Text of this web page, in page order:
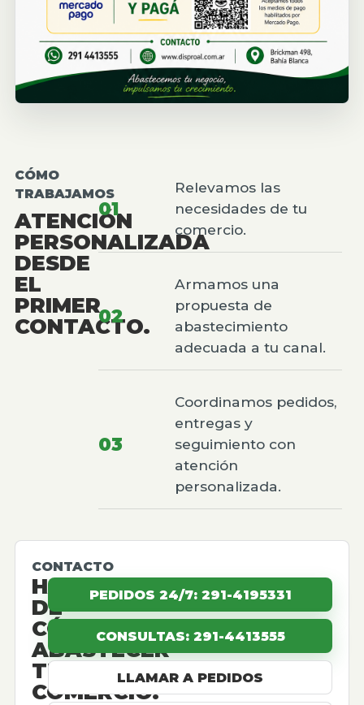
CÓMO
TRABAJAMOS
ATENCIÓN
PERSONALIZADA
DESDE
EL
PRIMER
CONTACTO.
01
Relevamos las
necesidades de tu
comercio.
02
Armamos una
propuesta de
abastecimiento
adecuada a tu canal.
03
Coordinamos pedidos,
entregas y
seguimiento con
atención
personalizada.
CONTACTO
HABLEMOS
DE
CÓMO
ABASTECER
TU
COMERCIO.
PEDIDOS 24/7: 291-4195331
CONSULTAS: 291-4413555
LLAMAR A PEDIDOS